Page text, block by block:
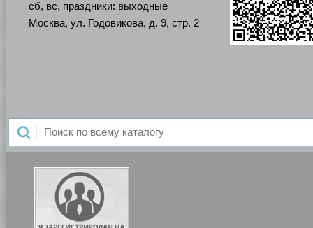
сб, вс, праздники: выходные
Москва, ул. Годовикова, д. 9, стр. 2